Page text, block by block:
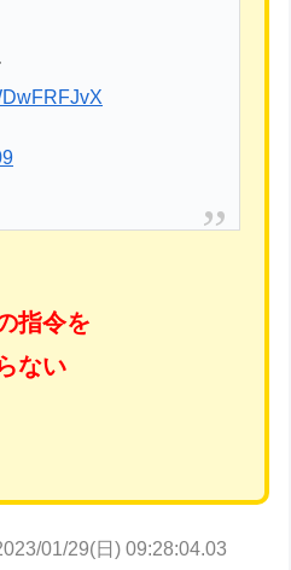
指令を
ない
01/29(日) 09:28:04.03